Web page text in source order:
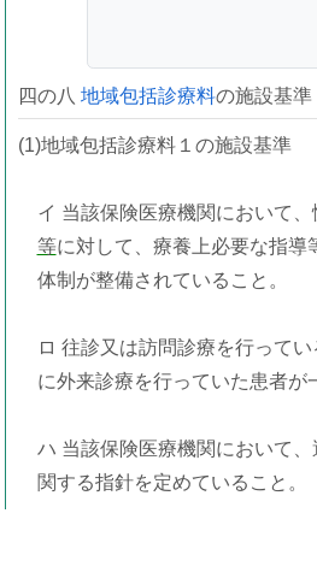
四の八 地域包括診療料の施設基準
(1)地域包括診療料１の施設基準
イ 当該保険医療機関において
等に対して、療養上必要な指導
体制が整備されていること。
ロ 往診又は訪問診療を行って
に外来診療を行っていた患者が
ハ 当該保険医療機関において
関する指針を定めていること。